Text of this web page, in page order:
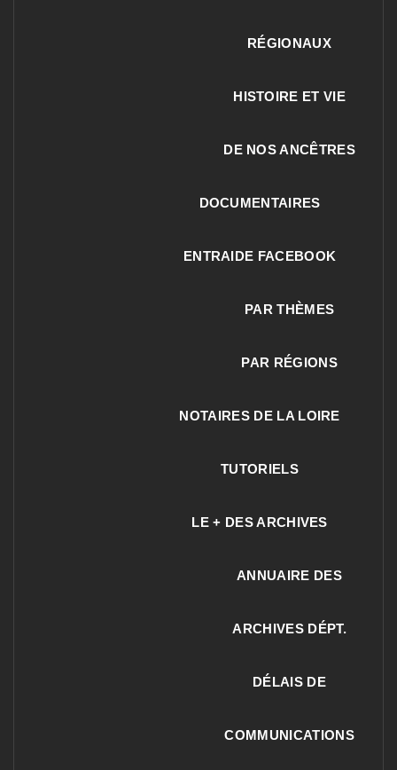
RÉGIONAUX
HISTOIRE ET VIE
DE NOS ANCÊTRES
DOCUMENTAIRES
ENTRAIDE FACEBOOK
PAR THÈMES
PAR RÉGIONS
NOTAIRES DE LA LOIRE
TUTORIELS
LE + DES ARCHIVES
ANNUAIRE DES
ARCHIVES DÉPT.
DÉLAIS DE
COMMUNICATIONS